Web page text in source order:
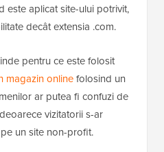
este aplicat site-ului potrivit,
decât extensia .com.
pentru ce este folosit
magazin onlinefolosind un
ar putea fi confuzi de
vizitatorii s-ar
un site non-profit.